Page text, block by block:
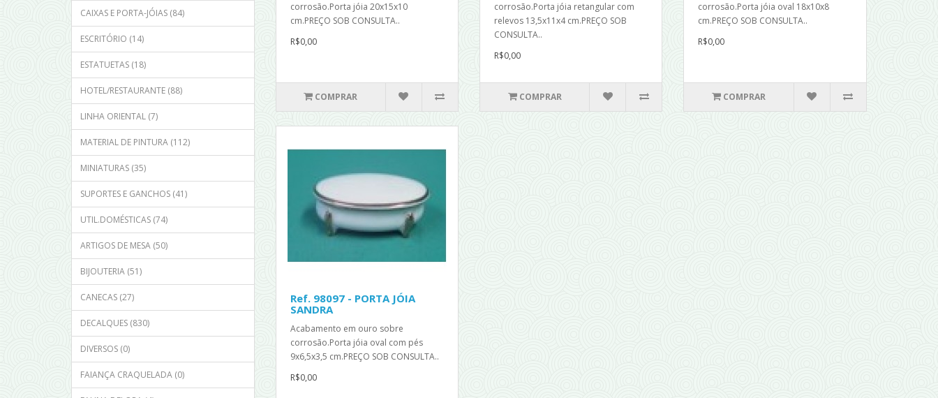
CAIXAS E PORTA-JÓIAS (84)
ESCRITÓRIO (14)
ESTATUETAS (18)
HOTEL/RESTAURANTE (88)
LINHA ORIENTAL (7)
MATERIAL DE PINTURA (112)
MINIATURAS (35)
SUPORTES E GANCHOS (41)
UTIL.DOMÉSTICAS (74)
ARTIGOS DE MESA (50)
BIJOUTERIA (51)
CANECAS (27)
DECALQUES (830)
DIVERSOS (0)
FAIANÇA CRAQUELADA (0)
corrosão.Porta jóia 20x15x10
cm.PREÇO SOB CONSULTA..
R$0,00
COMPRAR
corrosão.Porta jóia retangular com
relevos 13,5x11x4 cm.PREÇO SOB
CONSULTA..
R$0,00
COMPRAR
corrosão.Porta jóia oval 18x10x8
cm.PREÇO SOB CONSULTA..
R$0,00
COMPRAR
Ref. 98097 - PORTA JÓIA
SANDRA
Acabamento em ouro sobre
corrosão.Porta jóia oval com pés
9x6,5x3,5 cm.PREÇO SOB CONSULTA..
R$0,00